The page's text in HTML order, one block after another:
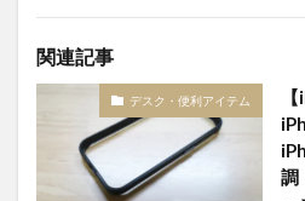
関連記事
デスク・便利アイテム
調